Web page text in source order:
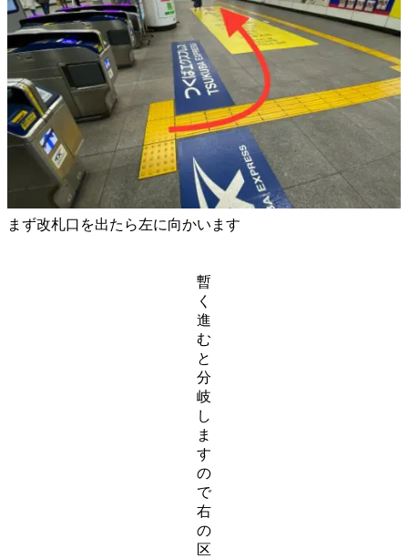
まず改札口を出たら左に向かいます
暫
く
進
む
と
分
岐
し
ま
す
の
で
右
の
区